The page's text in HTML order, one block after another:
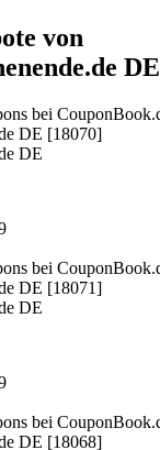
von
DE
DE
DE